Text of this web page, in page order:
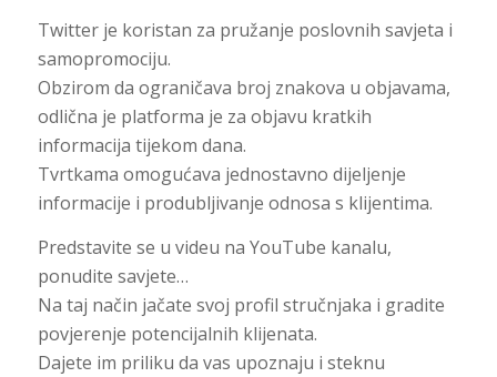
Twitter je koristan za pružanje poslovnih savjeta i
samopromociju.
Obzirom da ograničava broj znakova u objavama,
odlična je platforma je za objavu kratkih
informacija tijekom dana.
Tvrtkama omogućava jednostavno dijeljenje
informacije i produbljivanje odnosa s klijentima.
Predstavite se u videu na YouTube kanalu,
ponudite savjete…
Na taj način jačate svoj profil stručnjaka i gradite
povjerenje potencijalnih klijenata.
Dajete im priliku da vas upoznaju i steknu